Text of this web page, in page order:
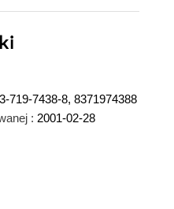
719-7438-8, 8371974388
: 2001-02-28